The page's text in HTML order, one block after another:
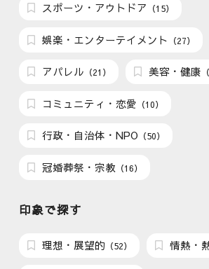
スポーツ・アウトドア （15）
娯楽・エンターテイメント （27）
アパレル （21） 美容・健康
コミュニティ・恋愛 （10）
行政・自治体・NPO （50）
冠婚葬祭・宗教 （16）
印象で探す
理想・展望的 （52） 情熱・